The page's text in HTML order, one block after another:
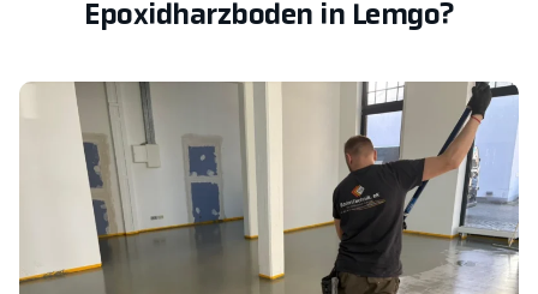
Epoxidharzboden in Lemgo?